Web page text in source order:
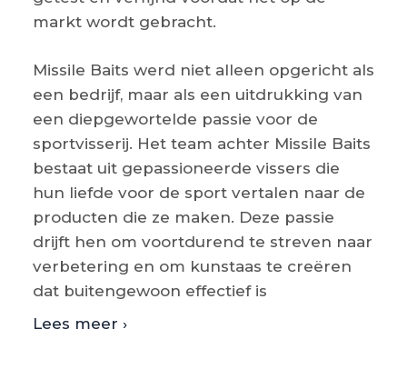
markt wordt gebracht.
Missile Baits werd niet alleen opgericht als
een bedrijf, maar als een uitdrukking van
een diepgewortelde passie voor de
sportvisserij. Het team achter Missile Baits
bestaat uit gepassioneerde vissers die
hun liefde voor de sport vertalen naar de
producten die ze maken. Deze passie
drijft hen om voortdurend te streven naar
verbetering en om kunstaas te creëren
dat buitengewoon effectief is
Lees meer ›